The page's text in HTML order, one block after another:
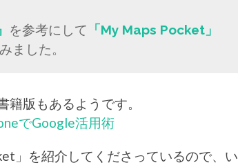
を参考にして 「My Maps Pocket」
ました。
版もあるようです。
でGoogle活用術
」を紹介してくださっているので、い